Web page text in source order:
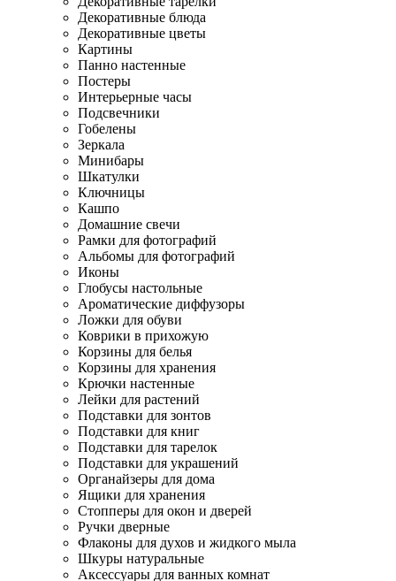
Декоративные блюда
Декоративные цветы
Картины
Панно настенные
Постеры
Интерьерные часы
Подсвечники
Гобелены
Зеркала
Минибары
Шкатулки
Ключницы
Кашпо
Домашние свечи
Рамки для фотографий
Альбомы для фотографий
Иконы
Глобусы настольные
Ароматические диффузоры
Ложки для обуви
Коврики в прихожую
Корзины для белья
Корзины для хранения
Крючки настенные
Лейки для растений
Подставки для зонтов
Подставки для книг
Подставки для тарелок
Подставки для украшений
Органайзеры для дома
Ящики для хранения
Стопперы для окон и дверей
Ручки дверные
Флаконы для духов и жидкого мыла
Шкуры натуральные
Аксессуары для ванных комнат